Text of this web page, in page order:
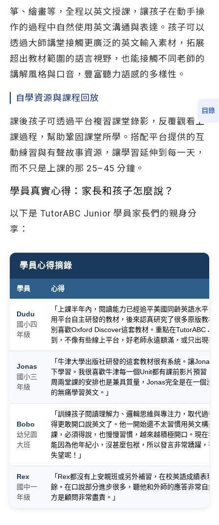
箏、繪畫等，全程以英文授課，讓孩子在動手操
作的過程中自然使用英文溝通與表達。孩子可以
透過大師講堂接觸更廣泛的英文輸入素材，拓展
超出教材範圍的語言視野，也能接觸不同老師的
講解風格與口音，豐富聽力語感的多樣性。
自學資源與課程回放
課後孩子可透過平台複習課堂錄影，反覆觀看上
課過程，幫助鞏固課堂所學。搭配平台提供的互
動練習與有聲故事資源，讓學習延伸到每一天，
而不只是上課的那 25–45 分鐘。
學員真實心得：家長和孩子怎麼說？
以下是 TutorABC Junior 學員家長們的親身分
享：
學員心得摘錄
學員 心得
Dudu
國小四
年級
「上課半年內，閱讀能力已經追平美國同齡英語水平
用平台自主研發的教材，後來認真研究了很多原版教材
別喜歡Oxford Discover這套教材。重點在TutorABC
到，不像有些線上平台，好老師永遠額滿，或只出現在
Jonas
國小三
年級
「牛津大學出版社研發的這套教材很有系統。讓Jonas
下學習。我很喜歡牛津每一個Unit都有課前影片預習，
周兩堂課的安排也是兼具質量，Jonas完全是在一個沒
的無痛學習英文。」
Bobo
幼兒園
大班
「訓練孩子閱讀理解力、邏輯思維與專注力，取代過
得更敢開口說英文了。他一開始還不太習慣用英文構建
課，必須得說，也慢慢習慣，越來越積極開口。現在我
能因為他年紀小，沒甚麼包袱，所以發言非常踴躍，有
失望呢！」
Rex
國中一
年級
「Rex都沒有上安親班或另外補習，在校英語成績表現
餘。在口說部分進步很多，聽他和外師的應答非常自然
方是顧問非常盡責。」
目錄